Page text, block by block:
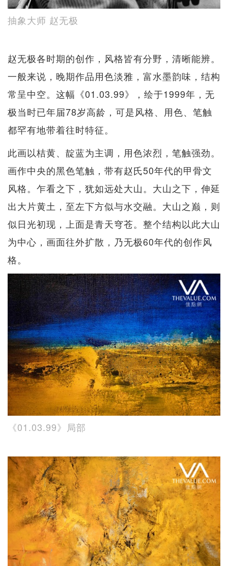
抽象大师 赵无极
赵无极各时期的创作，风格皆有分野，清晰能辨。
一般来说，晚期作品用色淡雅，富水墨韵味，结构
常呈中空。这幅《01.03.99》，绘于1999年，无
极当时已年届78岁高龄，可是风格、用色、笔触
都罕有地带着往时特征。
此画以桔黄、靛蓝为主调，用色浓烈，笔触强劲。
画作中央的黑色笔触，带有赵氏50年代的甲骨文
风格。乍看之下，犹如远处大山。大山之下，伸延
出大片黄土，至左下方似与水交融。大山之巅，则
似日光初现，上面是青天穹苍。整个结构以此大山
为中心，画面往外扩散，乃无极60年代的创作风
格。
《01.03.99》局部